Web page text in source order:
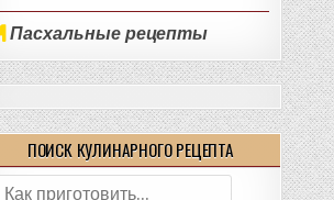
Пасхальные рецепты
ПОИСК КУЛИНАРНОГО РЕЦЕПТА
Поиск: